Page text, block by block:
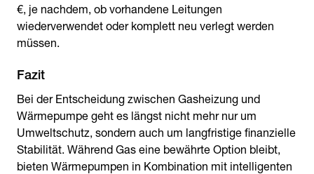
€, je nachdem, ob vorhandene Leitungen
wiederverwendet oder komplett neu verlegt werden
müssen.
Fazit
Bei der Entscheidung zwischen Gasheizung und
Wärmepumpe geht es längst nicht mehr nur um
Umweltschutz, sondern auch um langfristige finanzielle
Stabilität. Während Gas eine bewährte Option bleibt,
bieten Wärmepumpen in Kombination mit intelligenten